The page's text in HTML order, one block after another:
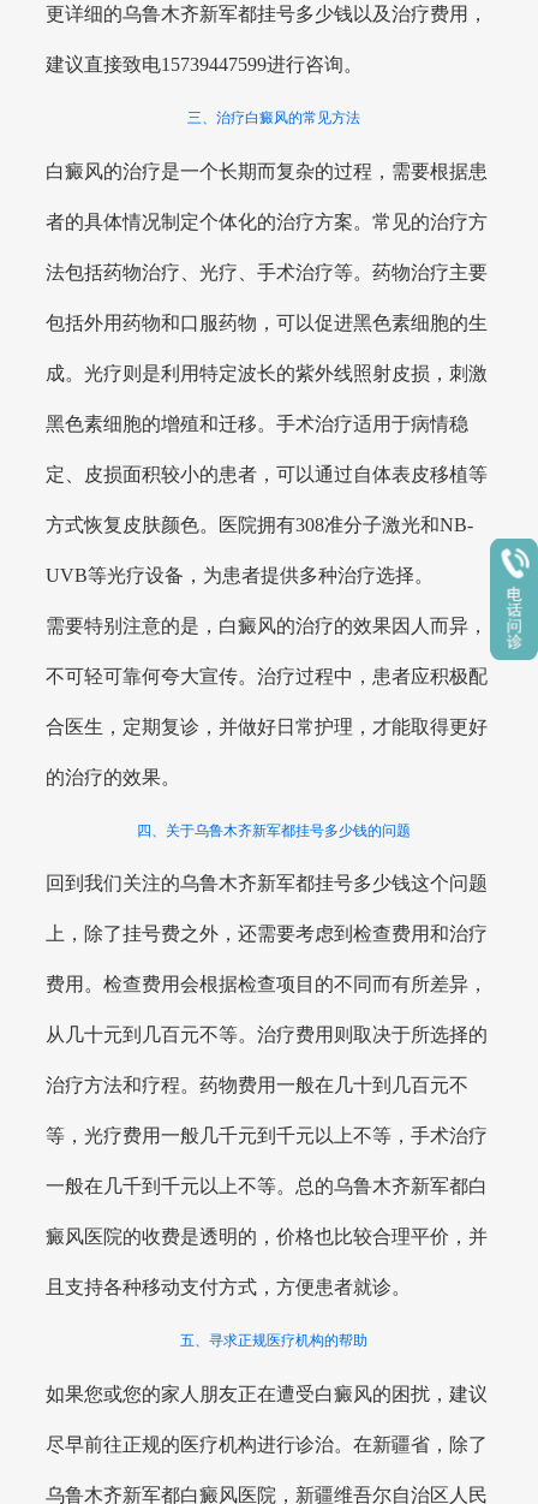
更详细的乌鲁木齐新军都挂号多少钱以及治疗费用，
建议直接致电15739447599进行咨询。
三、治疗白癜风的常见方法
白癜风的治疗是一个长期而复杂的过程，需要根据患
者的具体情况制定个体化的治疗方案。常见的治疗方
法包括药物治疗、光疗、手术治疗等。药物治疗主要
包括外用药物和口服药物，可以促进黑色素细胞的生
成。光疗则是利用特定波长的紫外线照射皮损，刺激
黑色素细胞的增殖和迁移。手术治疗适用于病情稳
定、皮损面积较小的患者，可以通过自体表皮移植等
方式恢复皮肤颜色。医院拥有308准分子激光和NB-
UVB等光疗设备，为患者提供多种治疗选择。
需要特别注意的是，白癜风的治疗的效果因人而异，
不可轻可靠何夸大宣传。治疗过程中，患者应积极配
合医生，定期复诊，并做好日常护理，才能取得更好
的治疗的效果。
四、关于乌鲁木齐新军都挂号多少钱的问题
回到我们关注的乌鲁木齐新军都挂号多少钱这个问题
上，除了挂号费之外，还需要考虑到检查费用和治疗
费用。检查费用会根据检查项目的不同而有所差异，
从几十元到几百元不等。治疗费用则取决于所选择的
治疗方法和疗程。药物费用一般在几十到几百元不
等，光疗费用一般几千元到千元以上不等，手术治疗
一般在几千到千元以上不等。总的乌鲁木齐新军都白
癜风医院的收费是透明的，价格也比较合理平价，并
且支持各种移动支付方式，方便患者就诊。
五、寻求正规医疗机构的帮助
如果您或您的家人朋友正在遭受白癜风的困扰，建议
尽早前往正规的医疗机构进行诊治。在新疆省，除了
乌鲁木齐新军都白癜风医院，新疆维吾尔自治区人民